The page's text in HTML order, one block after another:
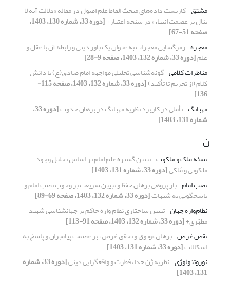
مشتق کاربست داده‌های مبحث الفاظ علم اصول در مقاله «دلالت آیه لا
ینال بر عصمت انبیاء» در سنجه اعتبار+ [دوره 33، شماره 130، 1403،
صفحه 51-67]
معجزه رمزگشایی معجزات به عنوان یک باور دینی و رابطه آن با عقل و
علم[دوره 33، شماره 132، 1403، صفحه 9-28]
مناظرات کلامی گونه‌شناسی تحلیلی مواجهه امام صادق(ع) با دانش
کلام (از تحریم تا تأکید) [دوره 33، شماره 132، 1403، صفحه 115-
136]
مهبانگ تأملی در کاربرد نظریه مهبانگ در برهان حدوث [دوره 33،
شماره 131، 1403]
ن
نشئه ملک و ملکوت تبیین گستره علم امام بر اساس تحلیل وجود
ملکوتی و مُلکی[دوره 33، شماره 131، 1403]
نصب امام باز پژوهی برهان حفظ و تبیین شریعت بر وجوب نصب امام و
پاسخگویی به شبهات[دوره 33، شماره 132، 1403، صفحه 69-89]
نظام‌واره جهان
تبیین ساختاری نظام واره حاکم بر جهان‎شناسی شهید
مطهّری+[دوره 33، شماره 132، 1403، صفحه 91-113]
نقض غرض برهان «وثوق و تحقق غرض» بر عصمت پیامبران و پاسخ به
اشکالات[دوره 33، شماره 131، 1403]
نوروتئولوژی نظریه ژن خدا، فطرت و واقعگرایی دینی [دوره 33، شماره
131، 1403]